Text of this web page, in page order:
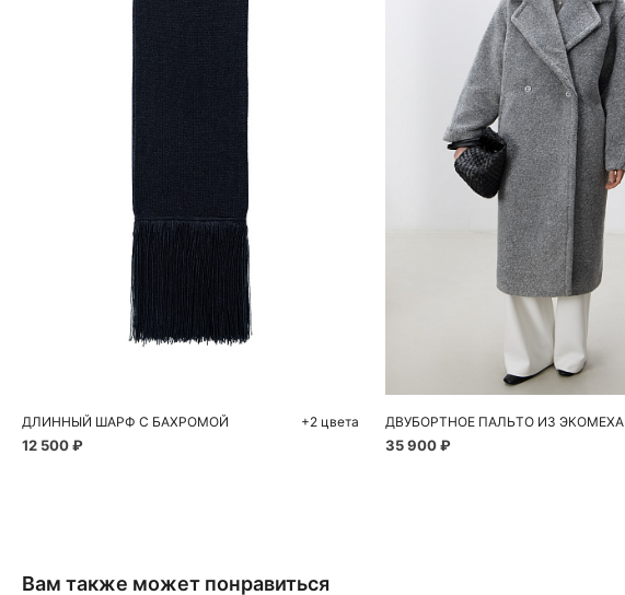
Добавить в корзину
One size
ДЛИННЫЙ ШАРФ С БАХРОМОЙ
12 500 ₽
+2 цвета
Добавить в корзину
ДВУБОРТНОЕ ПАЛЬТО ИЗ ЭКОМЕХА
35 900 ₽
Вам также может понравиться